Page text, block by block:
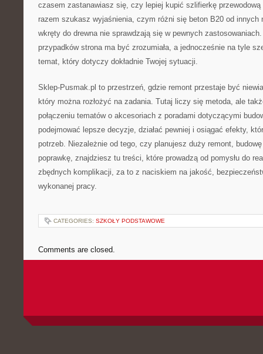
czasem zastanawiasz się, czy lepiej kupić szlifierkę
razem szukasz wyjaśnienia, czym różni się beton B20 od innych
wkręty do drewna nie sprawdzają się w pewnych
przypadków strona ma być zrozumiała, a jednocześnie na tyle
temat, który dotyczy dokładnie Twojej sytuacji.
Sklep-Pusmak.pl to przestrzeń, gdzie remont przestaje być
który można rozłożyć na zadania. Tutaj liczy się metoda, ale
połączeniu tematów o akcesoriach z poradami dotyczącymi
podejmować lepsze decyzje, działać pewniej i osiągać efekty,
potrzeb. Niezależnie od tego, czy planujesz duży remont,
poprawkę, znajdziesz tu treści, które prowadzą od pomysłu do
zbędnych komplikacji, za to z naciskiem na jakość,
wykonanej pracy.
CATEGORIES: SZKOŁY PODSTAWOWE
Comments are closed.